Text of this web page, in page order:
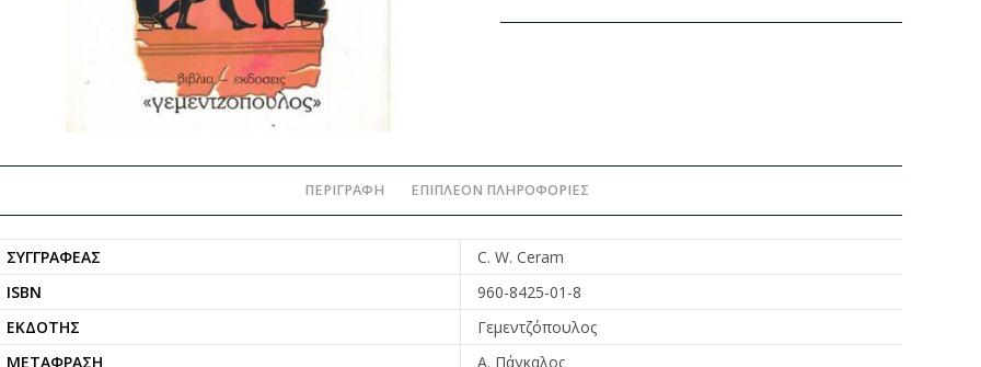
ΠΕΡΙΓΡΑΦΉ ΕΠΙΠΛΈΟΝ ΠΛΗΡΟΦΟΡΊΕΣ
ΣΥΓΓΡΑΦΈΑΣ
C. W. Ceram
ISBN
960-8425-01-8
ΕΚΔΌΤΗΣ
Γεμεντζόπουλος
ΜΕΤΆΦΡΑΣΗ
Α. Πάγκαλος